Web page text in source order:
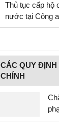
Thủ tục cấp hộ
nước tại Công
CÁC QUY ĐỊNH
CHÍNH